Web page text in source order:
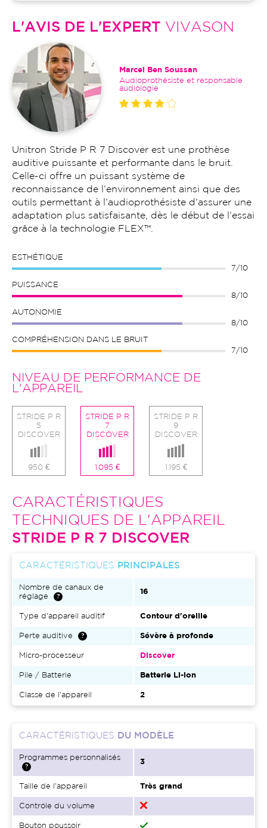
L'AVIS DE L'EXPERT VIVASON
Marcel Ben Soussan
Audioprothésiste et responsable
audiologie
Unitron Stride P R 7 Discover est une prothèse
auditive puissante et performante dans le bruit.
Celle-ci offre un puissant système de
reconnaissance de l’environnement ainsi que des
outils permettant à l’audioprothésiste d’assurer une
adaptation plus satisfaisante, dès le début de l’essai
grâce à la technologie FLEX™.
ESTHÉTIQUE
7/10
PUISSANCE
8/10
AUTONOMIE
8/10
COMPRÉHENSION DANS LE BRUIT
7/10
NIVEAU DE PERFORMANCE DE
L'APPAREIL
STRIDE P R
5
DISCOVER
950 €
STRIDE P R
7
DISCOVER
1 095 €
STRIDE P R
9
DISCOVER
1 195 €
CARACTÉRISTIQUES
TECHNIQUES DE L'APPAREIL
STRIDE P R 7 DISCOVER
CARACTÉRISTIQUES PRINCIPALES
Nombre de canaux de
réglage
16
Type d'appareil auditif Contour d'oreille
Perte auditive Sévère à profonde
Micro-processeur Discover
Pile / Batterie Batterie Li-ion
Classe de l'appareil 2
CARACTÉRISTIQUES DU MODÈLE
Programmes personnalisés
3
Taille de l'appareil Très grand
Contrôle du volume
Bouton poussoir